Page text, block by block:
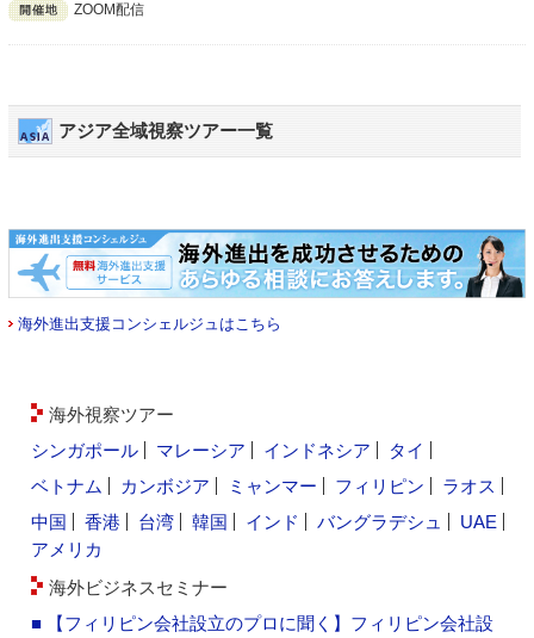
ZOOM配信
アジア全域視察ツアー一覧
海外進出支援コンシェルジュはこちら
海外視察ツアー
シンガポール
マレーシア インドネシア
タイ
ベトナム
カンボジア ミャンマー フィリピン
ラオス
中国
香港 台湾 韓国 インド バングラデシュ
UAE
アメリカ
海外ビジネスセミナー
■ 【フィリピン会社設立のプロに聞く】フィリピン会社設